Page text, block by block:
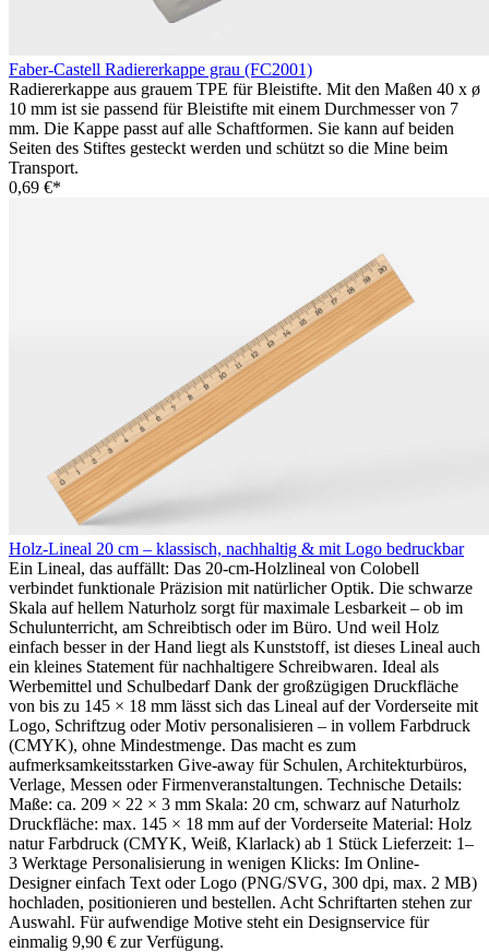
Faber-Castell Radiererkappe grau (FC2001)
Radiererkappe aus grauem TPE für Bleistifte. Mit den Maßen 40 x ø
10 mm ist sie passend für Bleistifte mit einem Durchmesser von 7
mm. Die Kappe passt auf alle Schaftformen. Sie kann auf beiden
Seiten des Stiftes gesteckt werden und schützt so die Mine beim
Transport.
0,69 €*
Holz-Lineal 20 cm – klassisch, nachhaltig & mit Logo bedruckbar
Ein Lineal, das auffällt: Das 20-cm-Holzlineal von Colobell
verbindet funktionale Präzision mit natürlicher Optik. Die schwarze
Skala auf hellem Naturholz sorgt für maximale Lesbarkeit – ob im
Schulunterricht, am Schreibtisch oder im Büro. Und weil Holz
einfach besser in der Hand liegt als Kunststoff, ist dieses Lineal auch
ein kleines Statement für nachhaltigere Schreibwaren. Ideal als
Werbemittel und Schulbedarf Dank der großzügigen Druckfläche
von bis zu 145 × 18 mm lässt sich das Lineal auf der Vorderseite mit
Logo, Schriftzug oder Motiv personalisieren – in vollem Farbdruck
(CMYK), ohne Mindestmenge. Das macht es zum
aufmerksamkeitsstarken Give-away für Schulen, Architekturbüros,
Verlage, Messen oder Firmenveranstaltungen. Technische Details:
Maße: ca. 209 × 22 × 3 mm Skala: 20 cm, schwarz auf Naturholz
Druckfläche: max. 145 × 18 mm auf der Vorderseite Material: Holz
natur Farbdruck (CMYK, Weiß, Klarlack) ab 1 Stück Lieferzeit: 1–
3 Werktage Personalisierung in wenigen Klicks: Im Online-
Designer einfach Text oder Logo (PNG/SVG, 300 dpi, max. 2 MB)
hochladen, positionieren und bestellen. Acht Schriftarten stehen zur
Auswahl. Für aufwendige Motive steht ein Designservice für
einmalig 9,90 € zur Verfügung.